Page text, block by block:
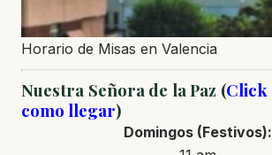
Horario de Misas en Valencia
Nuestra Señora de la Paz (Click
como llegar)
Domingos (Festivos):